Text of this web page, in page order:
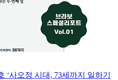
‘사오정 시대, 73세까지 일하기